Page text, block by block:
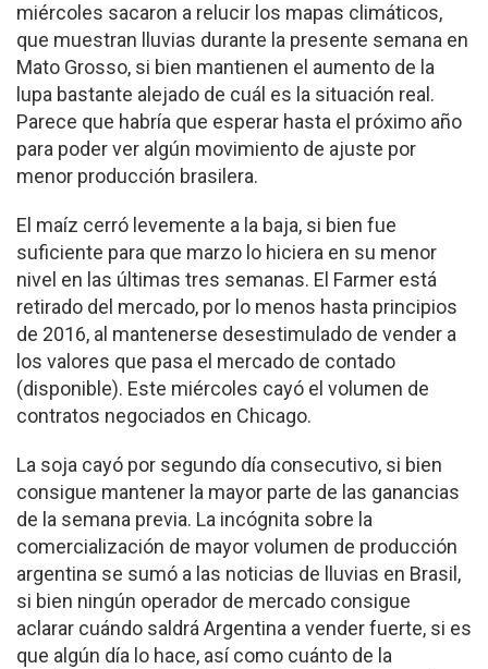
miércoles sacaron a relucir los mapas climáticos,
que muestran lluvias durante la presente semana en
Mato Grosso, si bien mantienen el aumento de la
lupa bastante alejado de cuál es la situación real.
Parece que habría que esperar hasta el próximo año
para poder ver algún movimiento de ajuste por
menor producción brasilera.
El maíz cerró levemente a la baja, si bien fue
suficiente para que marzo lo hiciera en su menor
nivel en las últimas tres semanas. El Farmer está
retirado del mercado, por lo menos hasta principios
de 2016, al mantenerse desestimulado de vender a
los valores que pasa el mercado de contado
(disponible). Este miércoles cayó el volumen de
contratos negociados en Chicago.
La soja cayó por segundo día consecutivo, si bien
consigue mantener la mayor parte de las ganancias
de la semana previa. La incógnita sobre la
comercialización de mayor volumen de producción
argentina se sumó a las noticias de lluvias en Brasil,
si bien ningún operador de mercado consigue
aclarar cuándo saldrá Argentina a vender fuerte, si es
que algún día lo hace, así como cuánto de la